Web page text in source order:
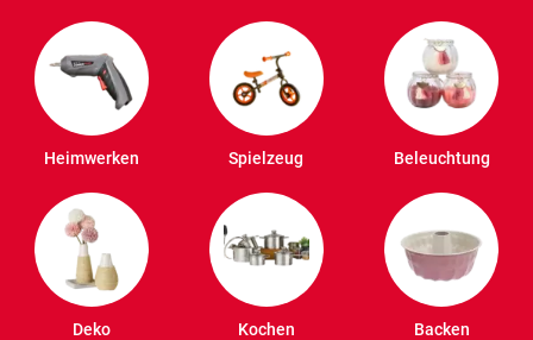
Heimwerken Spielzeug Beleuchtung
Deko Kochen Backen